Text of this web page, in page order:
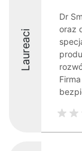
Laureaci
Dr
oraz